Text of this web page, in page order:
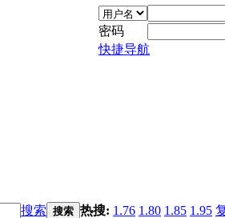
密码
快捷导航
搜索 搜索 热搜: 1.76 1.80 1.85 1.95